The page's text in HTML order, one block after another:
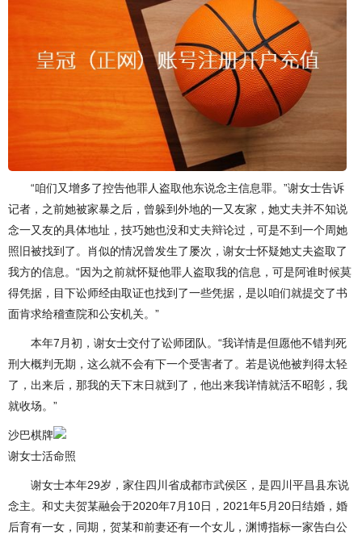
“咱们又增多了控告他罪人盗取他东说念主信息罪。”谢女士告诉
记者，之前她被家暴之后，曾躲到外地的一又友家，她丈夫并不知说
念一又友的具体地址，技巧她也没和丈夫辩论过，可是不到一个周她
照旧被找到了。肖似的情况曾发生了屡次，谢女士怀疑她丈夫盗取了
我方的信息。“因为之前就怀疑他罪人盗取我的信息，可是阿谁时候莫
得凭据，目下讼师经由取证也找到了一些凭据，是以咱们就提交了书
面肯求给稽查院和公安机关。”
本年7月初，谢女士交付了讼师团队。“我详情是但愿他不错判死
刑大概判无期，这么就不会有下一个受害者了。若是说他被判得太轻
了，出来后，那我的天下末日就到了，他出来我详情就活不昭彰，我
就收场。”
沙巴棋牌
谢女士活命照
谢女士本年29岁，家住四川省成都市武侯区，是四川平昌县东说
念主。和丈夫贺某融会于2020年7月10日，2021年5月20日结婚，婚
后育有一女，同期，贺某和前妻还有一个女儿，渊博指标一家告白公